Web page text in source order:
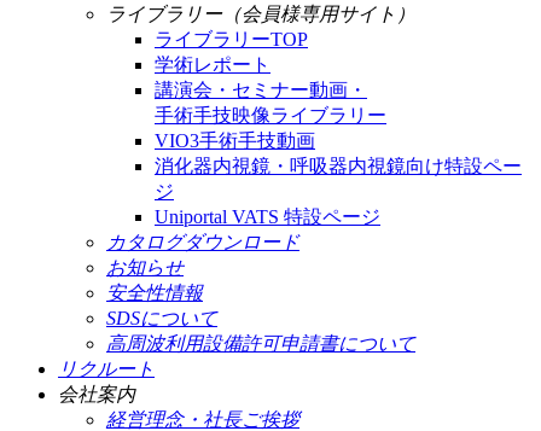
ライブラリー（会員様専用サイト）
ライブラリーTOP
学術レポート
講演会・セミナー動画・
手術手技映像ライブラリー
VIO3手術手技動画
消化器内視鏡・呼吸器内視鏡向け特設ペー
ジ
Uniportal VATS 特設ページ
カタログダウンロード
お知らせ
安全性情報
SDSについて
高周波利用設備許可申請書について
リクルート
会社案内
経営理念・社長ご挨拶